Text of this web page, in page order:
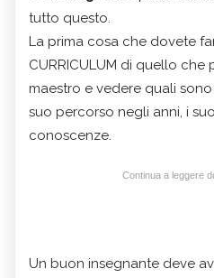
tutto questo.
La prima cosa che dovete
CURRICULUM di quello
maestro e vedere quali sono
suo percorso negli anni, i
conoscenze.
Continua a leggere
Un buon insegnante deve